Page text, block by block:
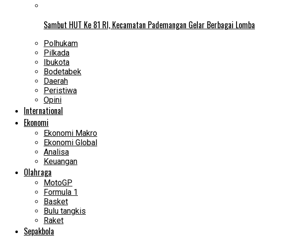
Sambut HUT Ke 81 RI, Kecamatan Pademangan Gelar Berbagai Lomba
Polhukam
Pilkada
Ibukota
Bodetabek
Daerah
Peristiwa
Opini
International
Ekonomi
Ekonomi Makro
Ekonomi Global
Analisa
Keuangan
Olahraga
MotoGP
Formula 1
Basket
Bulu tangkis
Raket
Sepakbola